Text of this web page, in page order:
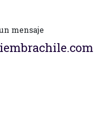
mensaje